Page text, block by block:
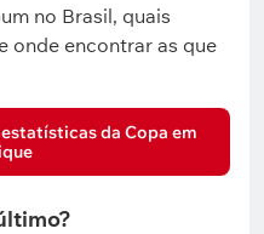
no Brasil, quais
onde encontrar as que
da Copa em